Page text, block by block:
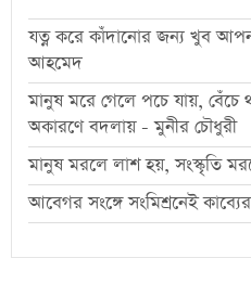
যত্ন করে কাঁদানোর জন্য খুব
আহমেদ
মানুষ মরে গেলে পচে যায়,
অকারণে বদলায় - মুনীর চৌধুরী
মানুষ মরলে লাশ হয়, সংস্কৃতি
আবেগর সংঙ্গে সংমিশ্রনেই